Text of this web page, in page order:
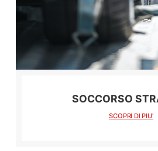
SOCCORSO
SCOPRI DI PIU'